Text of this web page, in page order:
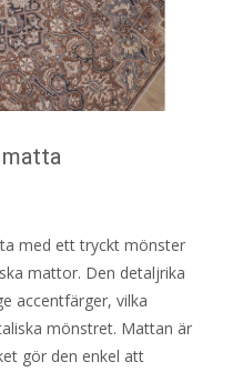
matta
med ett tryckt mönster
mattor. Den detaljrika
accentfärger, vilka
mönstret. Mattan är
gör den enkel att